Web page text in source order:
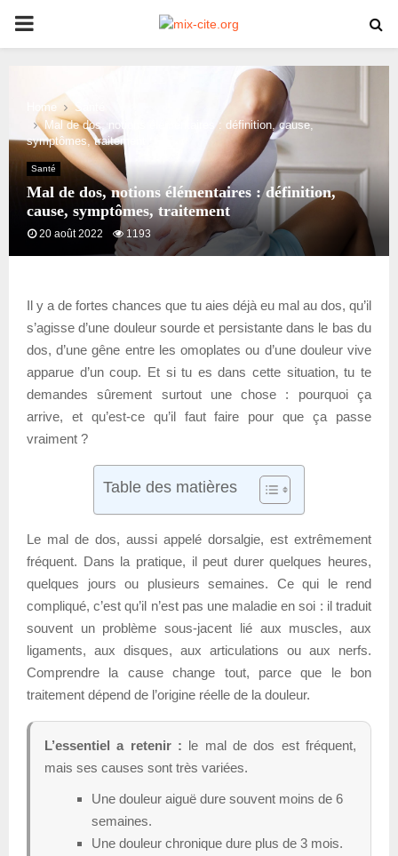
PRIMARY
Home
Santé
Mal de dos, notions élémentaires : définition, cause,
symptômes, traitement
Santé
Mal de dos, notions élémentaires : définition,
cause, symptômes, traitement
20 août 2022 1193
Il y a de fortes chances que tu aies déjà eu mal au dos, qu’il
s’agisse d’une douleur sourde et persistante dans le bas du
dos, d’une gêne entre les omoplates ou d’une douleur vive
apparue d’un coup. Et si tu es dans cette situation, tu te
demandes sûrement surtout une chose : pourquoi ça
arrive, et qu’est-ce qu’il faut faire pour que ça passe
vraiment ?
Table des matières
Le mal de dos, aussi appelé dorsalgie, est extrêmement
fréquent. Dans la pratique, il peut durer quelques heures,
quelques jours ou plusieurs semaines. Ce qui le rend
compliqué, c’est qu’il n’est pas une maladie en soi : il traduit
souvent un problème sous-jacent lié aux muscles, aux
ligaments, aux disques, aux articulations ou aux nerfs.
Comprendre la cause change tout, parce que le bon
traitement dépend de l’origine réelle de la douleur.
L’essentiel a retenir : le mal de dos est fréquent,
mais ses causes sont très variées.
Une douleur aiguë dure souvent moins de 6
semaines.
Une douleur chronique dure plus de 3 mois.